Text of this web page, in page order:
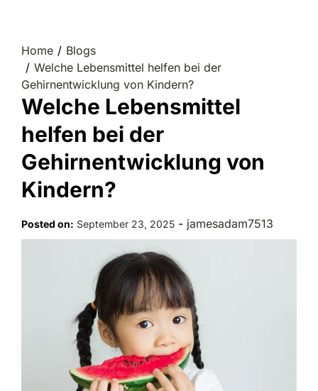
Home
Blogs
Welche Lebensmittel helfen bei der
Gehirnentwicklung von Kindern?
Welche Lebensmittel
helfen bei der
Gehirnentwicklung von
Kindern?
Posted on: September 23, 2025 - jamesadam7513